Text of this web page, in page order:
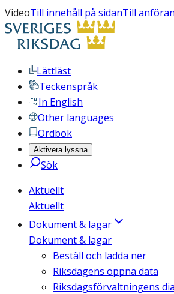
VideoTill innehåll på sidanTill
Lättläst
Teckenspråk
In English
Other languages
Ordbok
Aktivera lyssna
Sök
Aktuellt
Aktuellt
Dokument & lagar
Dokument & lagar
Beställ och ladda ner
Riksdagens öppna data
Riksdagsförvaltningens